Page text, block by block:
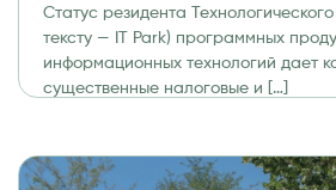
Статус резидента
тексту — IT Park) программных
информационных технологий дает
существенные налоговые и […]